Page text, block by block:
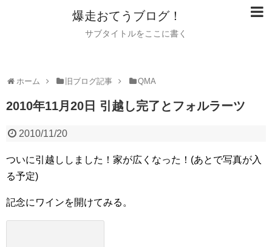
爆走おてうブログ！
サブタイトルをここに書く
ホーム 旧ブログ記事 QMA
2010年11月20日 引越し完了とフォルラーツ
2010/11/20
ついに引越ししました！家が広くなった！(あとで写真が入
る予定)
記念にワインを開けてみる。